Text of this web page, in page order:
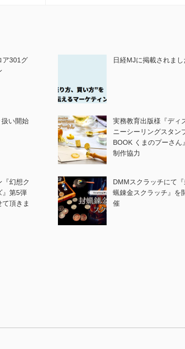
ア301グ
日経MJに掲載されまし
い開始
実務教育出版様『ディ
ニーシーリングスタン
BOOK くまのプーさん
制作協力
『幻想ク
』第5弾
頂きま
DMMスクラッチにて
蝋錬金スクラッチ』を
催